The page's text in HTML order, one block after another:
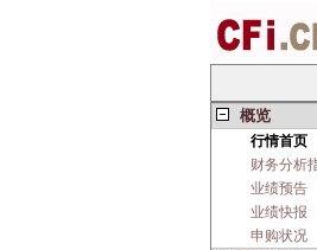
概览
行情首页
财务分析
业绩预告
业绩快报
申购状况